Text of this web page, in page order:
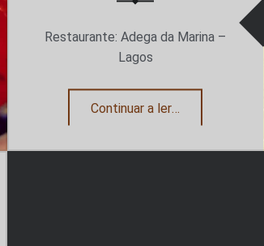
Restaurante: Adega da Marina –
Lagos
Continuar a ler…